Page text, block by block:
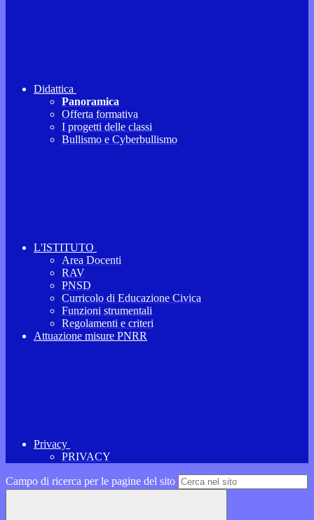
Didattica
Panoramica
Offerta formativa
I progetti delle classi
Bullismo e Cyberbullismo
L'ISTITUTO
Area Docenti
RAV
PNSD
Curricolo di Educazione Civica
Funzioni strumentali
Regolamenti e criteri
Attuazione misure PNRR
Privacy
PRIVACY
Campo di ricerca per le pagine del sito